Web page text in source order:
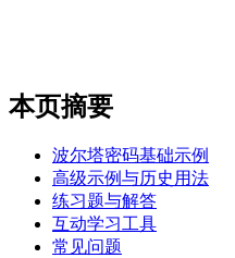
本页摘要
波尔塔密码基础示例
高级示例与历史用法
练习题与解答
互动学习工具
常见问题